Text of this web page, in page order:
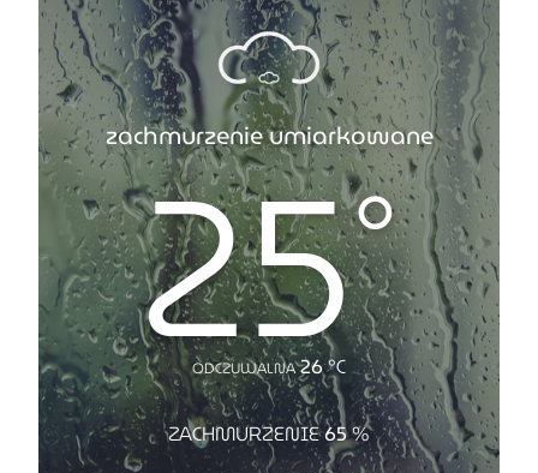
zachmurzenie umiarkowane
25°
ODCZUWALNA 26°C
ZACHMURZENIE65%